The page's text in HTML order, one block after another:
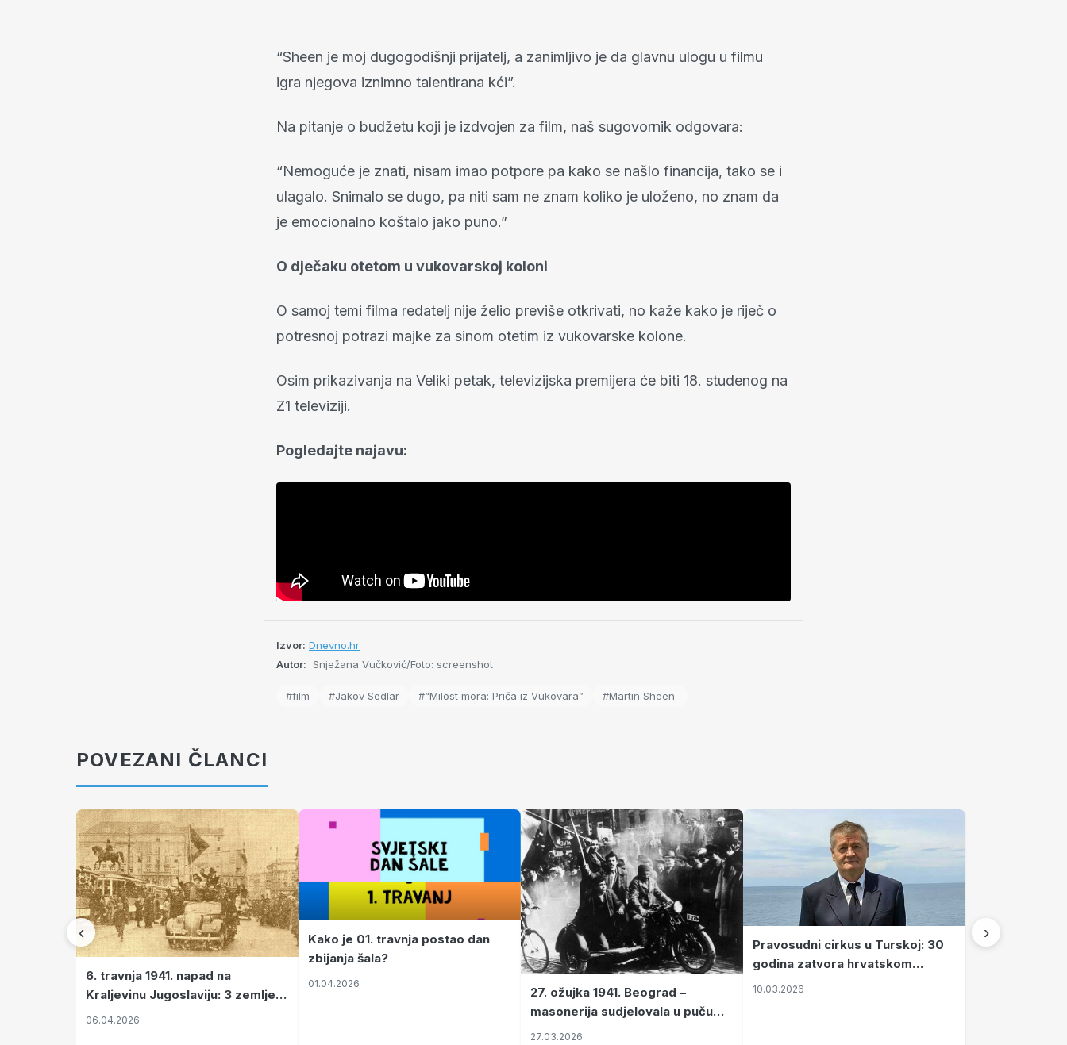
“Sheen je moj dugogodišnji prijatelj, a zanimljivo je da glavnu ulogu u filmu
igra njegova iznimno talentirana kći”.
Na pitanje o budžetu koji je izdvojen za film, naš sugovornik odgovara:
“Nemoguće je znati, nisam imao potpore pa kako se našlo financija, tako se i
ulagalo. Snimalo se dugo, pa niti sam ne znam koliko je uloženo, no znam da
je emocionalno koštalo jako puno.”
O dječaku otetom u vukovarskoj koloni
O samoj temi filma redatelj nije želio previše otkrivati, no kaže kako je riječ o
potresnoj potrazi majke za sinom otetim iz vukovarske kolone.
Osim prikazivanja na Veliki petak, televizijska premijera će biti 18. studenog na
Z1 televiziji.
Pogledajte najavu:
Izvor: Dnevno.hr
Autor: Snježana Vučković/Foto: screenshot
#film #Jakov Sedlar #“Milost mora: Priča iz Vukovara” #Martin Sheen
POVEZANI ČLANCI
‹
6. travnja 1941. napad na
Kraljevinu Jugoslaviju: 3 zemlje
nastale njenim raspadom
06.04.2026
Kako je 01. travnja postao dan
zbijanja šala?
01.04.2026
27. ožujka 1941. Beograd –
masonerija sudjelovala u puču
koji je Jugoslaviju odveo u krvavi
27.03.2026
Pravosudni cirkus u Turskoj: 30
godina zatvora hrvatskom
kapetanu kojeg su sami pustili
10.03.2026
›